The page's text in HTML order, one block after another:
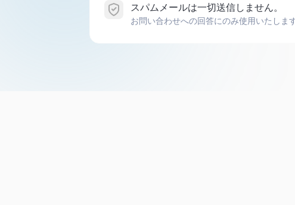
スパムメールは一切送信しません。
お問い合わせへの回答にのみ使用いたします